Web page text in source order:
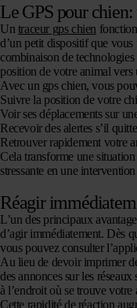
Le GPS pour
Un traceur gps chien
d’un petit dispositif que
combinaison de
position de votre animal
Avec un gps chien, vous
Suivre la position de votre
Voir ses déplacements sur
Recevoir des alertes s’il
Retrouver rapidement votre
Cela transforme une
stressante en une
Réagir
L’un des principaux
d’agir immédiatement. Dès
vous pouvez consulter
Au lieu de devoir imprimer
des annonces sur les
à l’endroit où se trouve votre
Cette rapidité de réaction